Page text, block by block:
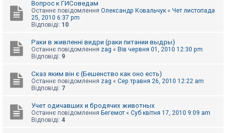
Вопрос к ГИСоведам
Останнє повідомлення Олександр Ковальчук « Чет листопада
25, 2010 6:37 pm
Відповіді: 10
Раки в живленні видри (раки питании выдры)
Останнє повідомлення zag « Вів червня 01, 2010 12:30 pm
Відповіді: 9
Сказ яким він є (Бешенство как оно есть)
Останнє повідомлення zag « Сер травня 26, 2010 12:22 am
Відповіді: 7
Учет одичавших и бродячих животных
Останнє повідомлення Бегемот « Суб квітня 17, 2010 9:09 am
Відповіді: 4